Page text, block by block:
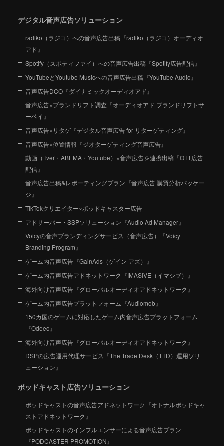
デジタル音声広告ソリューション
radiko（ラジコ）への音声広告出稿『radiko（ラジコ）オーディオ
アド』
Spotify（スポティファイ）への音声広告出稿『Spotify広告配信』
YouTubeとYoutube Musicへの音声広告出稿『YouTube Audio』
音声広告DCO『ダイナミックオーディオアド』
音声広告×ブランドリフト調査『オーディオアド ブランドリフトサ
ーベイ』
音声広告×リタゲ『デジタル音声広告 for リターゲティング』
音声広告×位置情報『ジオターゲティング音声広告』
動画（Tver・ABEMA・Youtube）×音声広告を連携出稿『OTT広告
配信』
音声広告出稿&レポーティングプラン『音声広告 購買分析パッケー
ジ』
TikTokクリエイター×ポッドキャスター広告
アドサーバー・SSPソリューション『Audio Ad Manager』
Voicyの音声ブランディングサービス（音声広告）『Voicy
Branding Program』
ゲーム内音声広告『GainAds（ゲイン アズ）』
ゲーム内音声広告アドネットワーク『IMASIVE（イマシブ）』
海外向け音声広告『グローバルオーディオアドネットワーク』
ゲーム内音声広告プラットフォーム『Audiomob』
150カ国のゲームに対応したゲーム内音声広告プラットフォーム
『Odeeo』
海外向け音声広告『グローバルオーディオアドネットワーク』
DSPの広告運用代理サービス『The Trade Desk（TTD）運用ソリ
ューション』
ポッドキャスト広告ソリューション
ポッドキャストの音声広告アドネットワーク『オトナルポッドキャ
ストアドネットワーク』
ポッドキャストのインフルエンサーによる音声広告プラン
『PODCASTER PROMOTION』